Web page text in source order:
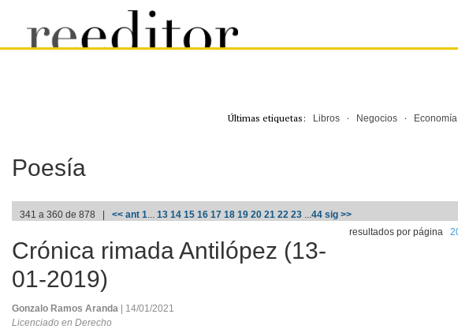
Últimas etiquetas: Libros · Negocios · Economía
Poesía
341 a 360 de 878 | << ant 1... 13 14 15 16 17 18 19 20 21 22 23 ...44 sig >>
resultados por página
Crónica rimada Antilópez (13-
01-2019)
Gonzalo Ramos Aranda
| 14/01/2021
Licenciado en Derecho